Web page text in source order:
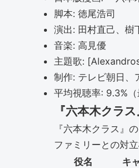
脚本: 徳尾浩司
演出: 田村直己、樹
音楽: 高見優
主題歌:
制作: テレビ朝日、
平均視聴率: 9.3%（
『六本木クラ
『六本木クラス』
ファミリーとの対
役名
キ